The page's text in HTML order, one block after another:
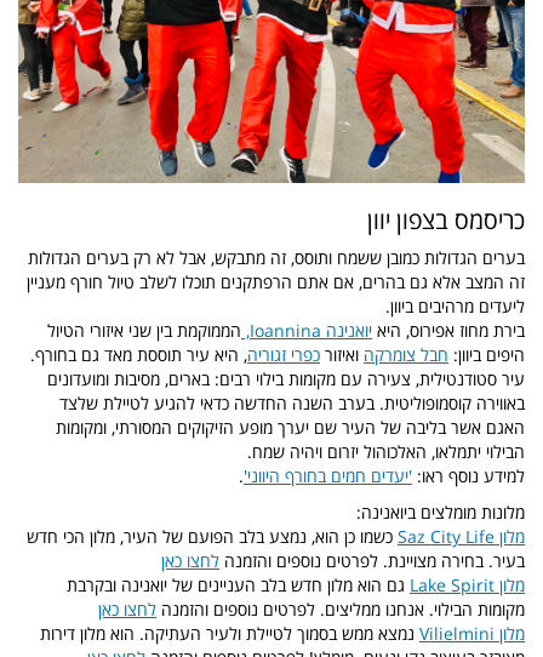
כריסמס בצפון יוון
בערים הגדולות כמובן ששמח ותוסס, זה מתבקש, אבל לא רק בערים הגדולות
זה המצב אלא גם בהרים, אם אתם הרפתקנים תוכלו לשלב טיול חורף מעניין
ליעדים מרהיבים ביוון.
בירת מחוז אפירוס, היא יואנינה Ioannina , הממוקמת בין שני איזורי הטיול
היפים ביוון: חבל צומרקה ואיזור כפרי זגוריה, היא עיר תוססת מאד גם בחורף.
עיר סטודנטילית, צעירה עם מקומות בילוי רבים: בארים, מסיבות ומועדונים
באווירה קוסמופוליטית. בערב השנה החדשה כדאי להגיע לטיילת שלצד
האגם אשר בליבה של העיר שם יערך מופע הזיקוקים המסורתי, ומקומות
הבילוי יתמלאו, האלכוהול יזרום ויהיה שמח.
למידע נוסף ראו: 'יעדים חמים בחורף היווני'.
מלונות מומלצים ביואנינה:
מלון Saz City Life
כשמו כן הוא, נמצע בלב הפועם של העיר, מלון הכי חדש
בעיר. בחירה מצויינת. לפרטים נוספים והזמנה לחצו כאן
מלון Lake Spirit
גם הוא מלון חדש בלב העניינים של יואנינה ובקרבת
מקומות הבילוי. אנחנו ממליצים. לפרטים נוספים והזמנה לחצו כאן
מלון Vilielmini
נמצא ממש בסמוך לטיילת ולעיר העתיקה. הוא מלון דירות